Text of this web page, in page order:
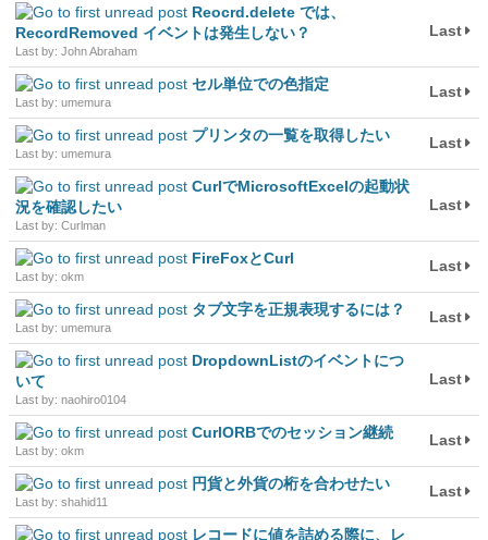
Reocrd.delete では、
RecordRemoved イベントは発生しない？
Last by: John Abraham
Last
セル単位での色指定
Last by: umemura
Last
プリンタの一覧を取得したい
Last by: umemura
Last
CurlでMicrosoftExcelの起動状
況を確認したい
Last by: Curlman
Last
FireFoxとCurl
Last by: okm
Last
タブ文字を正規表現するには？
Last by: umemura
Last
DropdownListのイベントにつ
いて
Last by: naohiro0104
Last
CurlORBでのセッション継続
Last by: okm
Last
円貨と外貨の桁を合わせたい
Last by: shahid11
Last
レコードに値を詰める際に、レ